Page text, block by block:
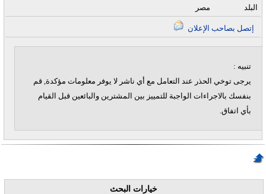
مصر
البلد
تنبيه :
يرجى توخي الحذر عند التعامل مع أي ناشر لا يوفر معلومات مؤكدة, قم
بنفسك بالاجراءات الواجبة للتمييز بين المشترين والبائعين قبل القيام
بأي اتفاق.
خيارات البحث